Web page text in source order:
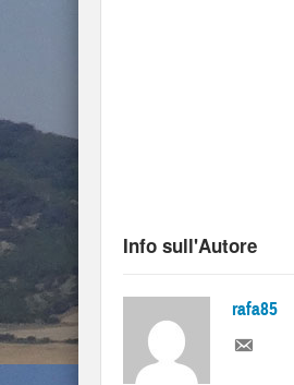
Info sull'Autore
rafa85